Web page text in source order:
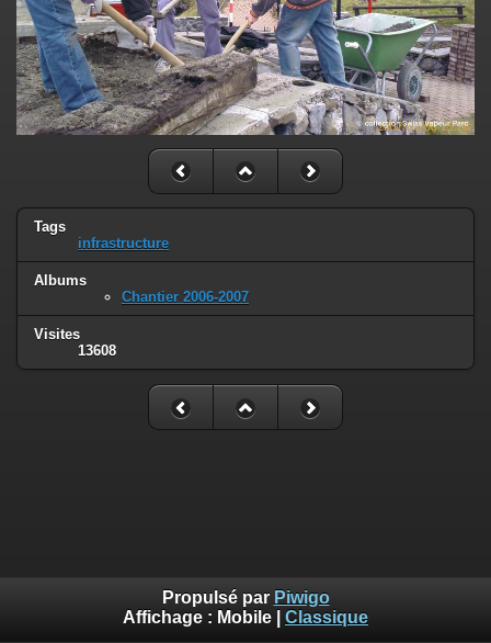
Tags
infrastructure
Albums
Chantier 2006-2007
Visites
13608
Propulsé par Piwigo
Affichage : Mobile Classique